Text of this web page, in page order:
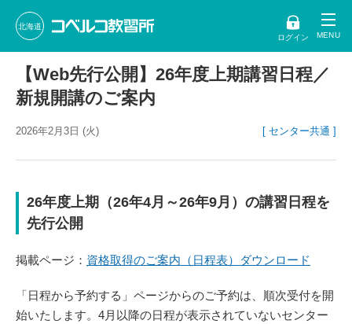
北海道
ログイン
【Web先行公開】26年度上期講習日程／
新規開講のご案内
2026年2月3日 (火) [ センター共通 ]
26年度上期（26年4月～26年9月）の講習日程を
先行公開
掲載ページ： 資格取得のご案内（日程表）ダウンロード
「日程から予約する」ページからのご予約は、順次受付を開
始いたします。4月以降の日程が表示されていないセンター